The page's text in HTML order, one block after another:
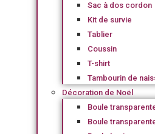
Sac à dos cordon
Kit de survie
Tablier
Coussin
T-shirt
Tambourin de
Décoration de Noël
Boule
Boule